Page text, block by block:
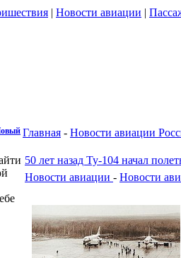
| Новости авиации |
Главная - Новости авиации
50 лет назад Ту-104 начал
Новости авиации - Новости